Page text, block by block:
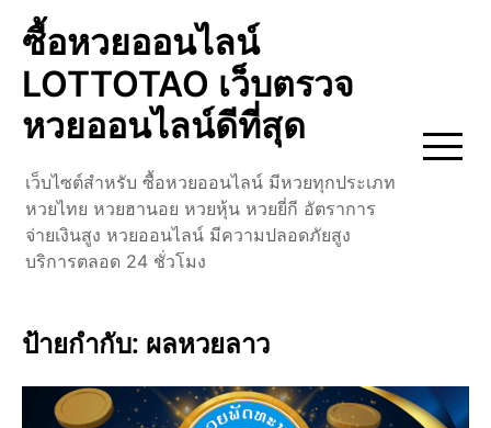
Skip
content
ซื้อหวยออนไลน์
LOTTOTAO เว็บตรวจ
หวยออนไลน์ดีที่สุด
เว็บไซต์สำหรับ ซื้อหวยออนไลน์ มีหวยทุกประเภท
หวยไทย หวยฮานอย หวยหุ้น หวยยี่กี อัตราการ
จ่ายเงินสูง หวยออนไลน์ มีความปลอดภัยสูง
บริการตลอด 24 ชั่วโมง
ป้ายกำกับ: ผลหวยลาว